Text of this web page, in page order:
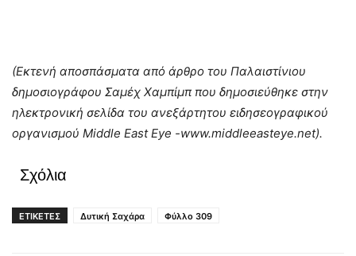
(Εκτενή αποσπάσματα από άρθρο του Παλαιστίνιου
δημοσιογράφου Σαμέχ Χαμπίμπ που δημοσιεύθηκε στην
ηλεκτρονική σελίδα του ανεξάρτητου ειδησεογραφικού
οργανισμού Middle East Eye -www.middleeasteye.net).
Σχόλια
ΕΤΙΚΕΤΕΣ Δυτική Σαχάρα Φύλλο 309